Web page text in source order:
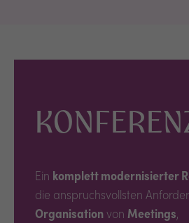
Ein komplett modernisierter
die anspruchsvollsten
Organisationvon Meetings,